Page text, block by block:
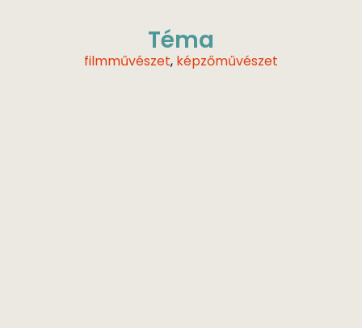
Téma
filmművészet, képzőművészet